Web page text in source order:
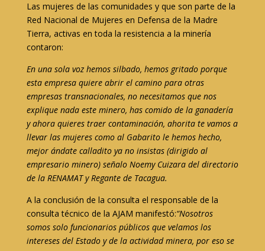
Las mujeres de las comunidades y que son parte de la
Red Nacional de Mujeres en Defensa de la Madre
Tierra, activas en toda la resistencia a la minería
contaron:
En una sola voz hemos silbado, hemos gritado porque
esta empresa quiere abrir el camino para otras
empresas transnacionales, no necesitamos que nos
explique nada este minero, has comido de la ganadería
y ahora quieres traer contaminación, ahorita te vamos a
llevar las mujeres como al Gabarito le hemos hecho,
mejor ándate calladito ya no insistas (dirigido al
empresario minero) señalo Noemy Cuizara del directorio
de la RENAMAT y Regante de Tacagua.
A la conclusión de la consulta el responsable de la
consulta técnico de la AJAM manifestó:“Nosotros
somos solo funcionarios públicos que velamos los
intereses del Estado y de la actividad minera, por eso se